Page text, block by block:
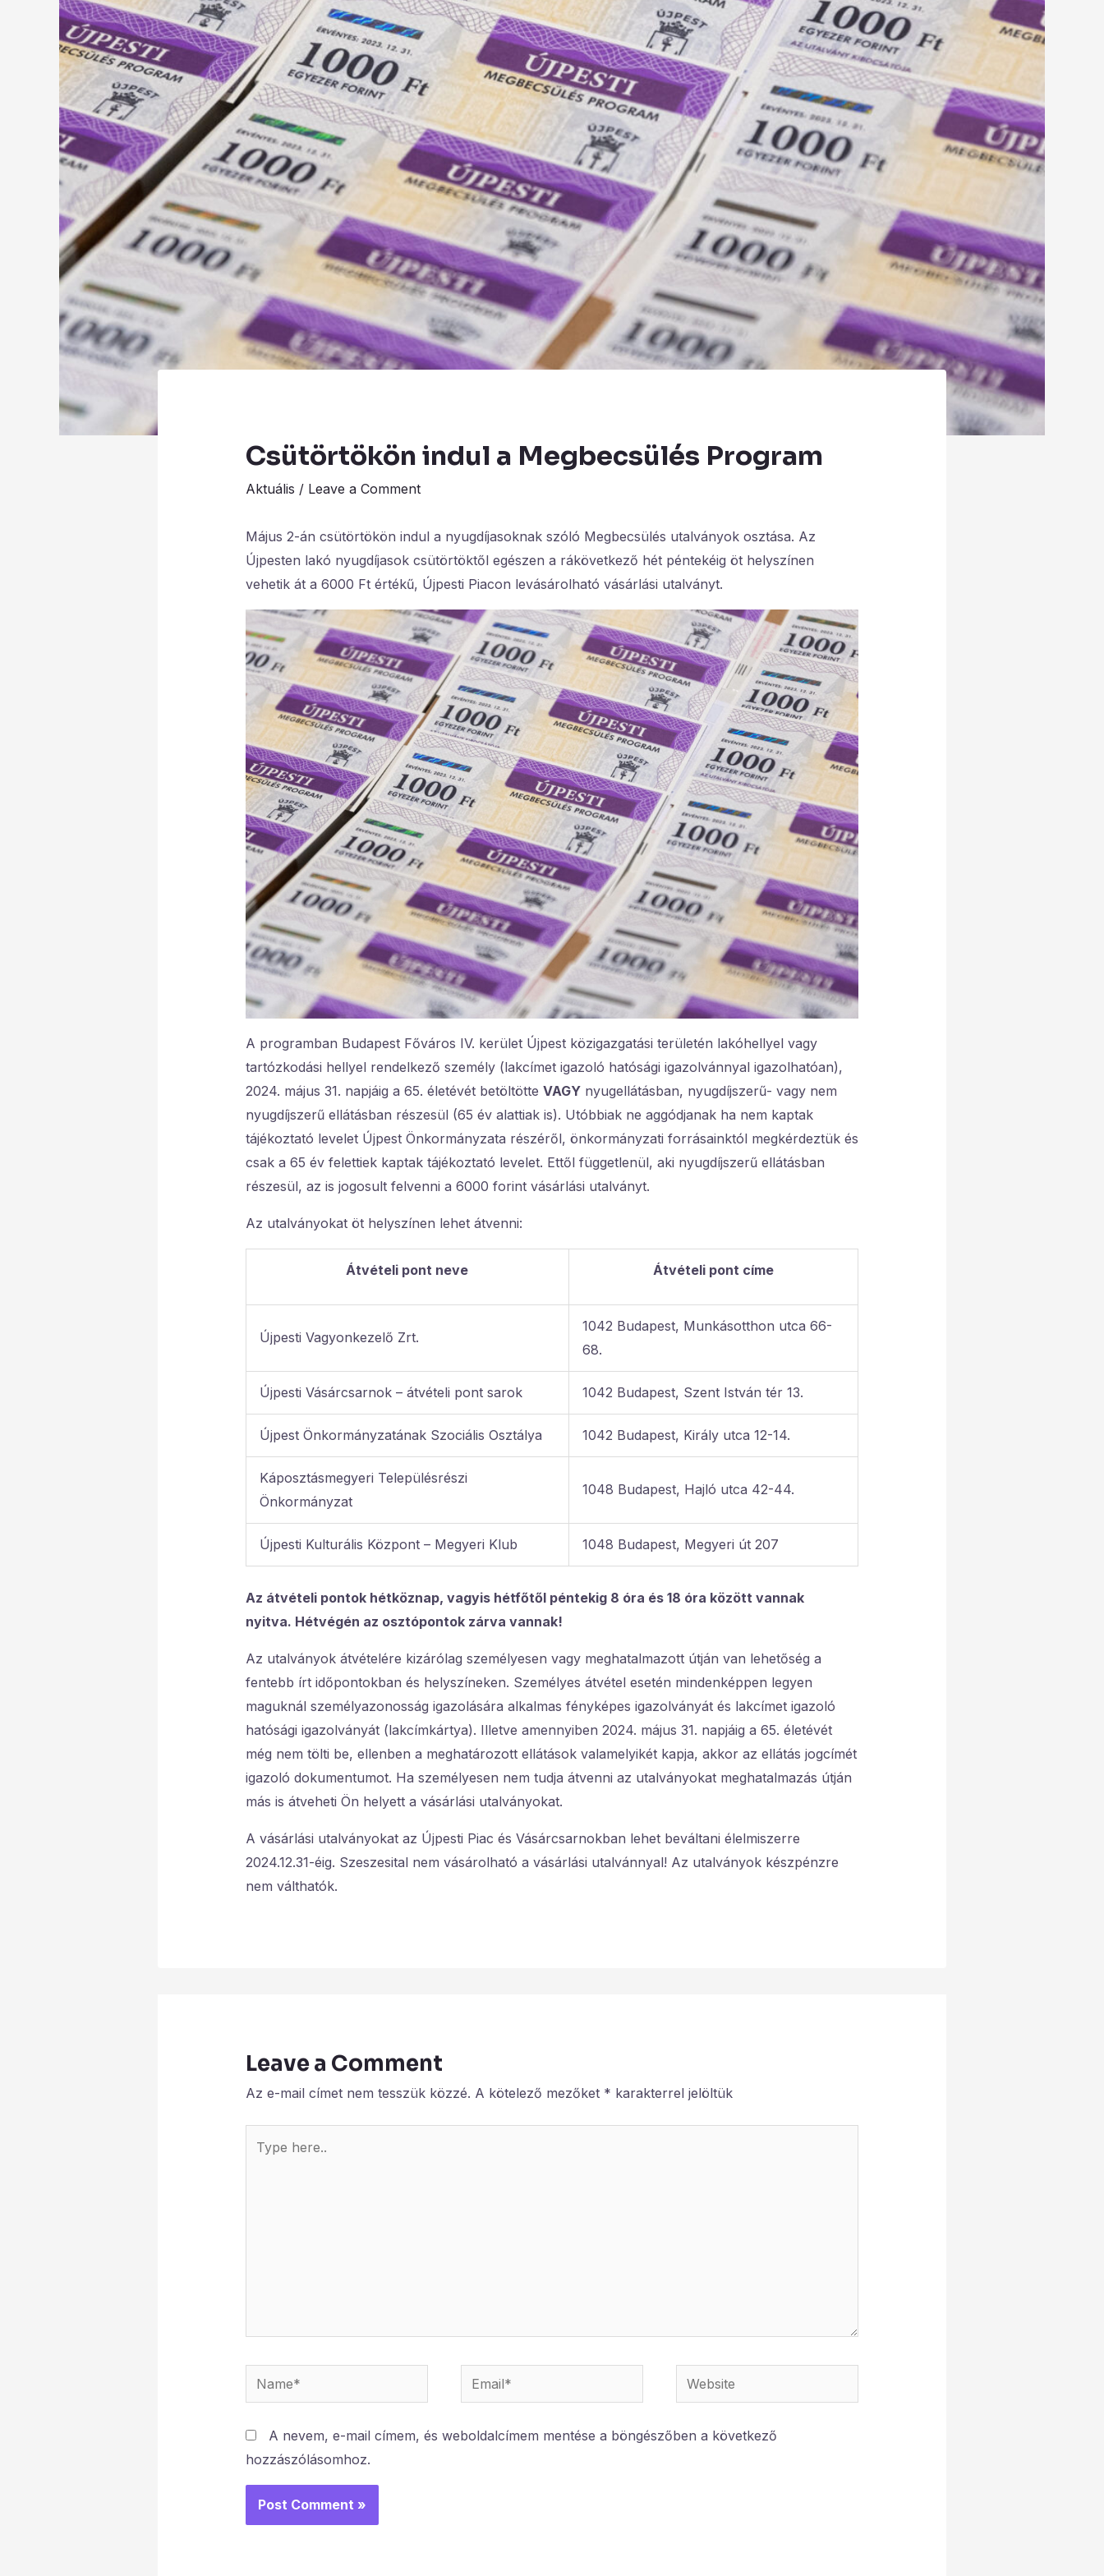
Csütörtökön indul a Megbecsülés Program
Aktuális / Leave a Comment
Május 2-án csütörtökön indul a nyugdíjasoknak szóló Megbecsülés utalványok osztása. Az
Újpesten lakó nyugdíjasok csütörtöktől egészen a rákövetkező hét péntekéig öt helyszínen
vehetik át a 6000 Ft értékű, Újpesti Piacon levásárolható vásárlási utalványt.
A programban Budapest Főváros IV. kerület Újpest közigazgatási területén lakóhellyel vagy
tartózkodási hellyel rendelkező személy (lakcímet igazoló hatósági igazolvánnyal igazolhatóan),
2024. május 31. napjáig a 65. életévét betöltötte VAGYnyugellátásban, nyugdíjszerű- vagy nem
nyugdíjszerű ellátásban részesül (65 év alattiak is). Utóbbiak ne aggódjanak ha nem kaptak
tájékoztató levelet Újpest Önkormányzata részéről, önkormányzati forrásainktól megkérdeztük és
csak a 65 év felettiek kaptak tájékoztató levelet. Ettől függetlenül, aki nyugdíjszerű ellátásban
részesül, az is jogosult felvenni a 6000 forint vásárlási utalványt.
Az utalványokat öt helyszínen lehet átvenni:
Átvételi pont neve Átvételi pont címe
Újpesti Vagyonkezelő Zrt.
1042 Budapest, Munkásotthon utca 66-
68.
Újpesti Vásárcsarnok – átvételi pont sarok 1042 Budapest, Szent István tér 13.
Újpest Önkormányzatának Szociális Osztálya 1042 Budapest, Király utca 12-14.
Káposztásmegyeri Településrészi
Önkormányzat
1048 Budapest, Hajló utca 42-44.
Újpesti Kulturális Központ – Megyeri Klub 1048 Budapest, Megyeri út 207
Az átvételi pontok hétköznap, vagyis hétfőtől péntekig 8 óra és 18 óra között vannak
nyitva. Hétvégén az osztópontok zárva vannak!
Az utalványok átvételére kizárólag személyesen vagy meghatalmazott útján van lehetőség a
fentebb írt időpontokban és helyszíneken. Személyes átvétel esetén mindenképpen legyen
maguknál személyazonosság igazolására alkalmas fényképes igazolványát és lakcímet igazoló
hatósági igazolványát (lakcímkártya). Illetve amennyiben 2024. május 31. napjáig a 65. életévét
még nem tölti be, ellenben a meghatározott ellátások valamelyikét kapja, akkor az ellátás jogcímét
igazoló dokumentumot. Ha személyesen nem tudja átvenni az utalványokat meghatalmazás útján
más is átveheti Ön helyett a vásárlási utalványokat.
A vásárlási utalványokat az Újpesti Piac és Vásárcsarnokban lehet beváltani élelmiszerre
2024.12.31-éig. Szeszesital nem vásárolható a vásárlási utalvánnyal! Az utalványok készpénzre
nem válthatók.
Leave a Comment
Az e-mail címet nem tesszük közzé. A kötelező mezőket * karakterrel jelöltük
here..
Name* Email* Website
A nevem, e-mail címem, és weboldalcímem mentése a böngészőben a következő
hozzászólásomhoz.